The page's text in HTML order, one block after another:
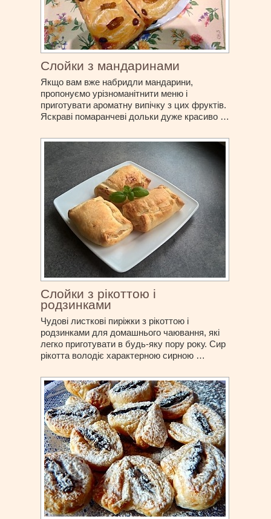
Слойки з мандаринами
Якщо вам вже набридли мандарини,
пропонуємо урізноманітнити меню і
приготувати ароматну випічку з цих фруктів.
Яскраві помаранчеві дольки дуже красиво …
Слойки з рікоттою і
родзинками
Чудові листкові пиріжки з рікоттою і
родзинками для домашнього чаювання, які
легко приготувати в будь-яку пору року. Сир
рікотта володіє характерною сирною …